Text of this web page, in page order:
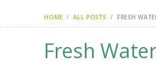
HOME ALL POSTS FRESH
Fresh